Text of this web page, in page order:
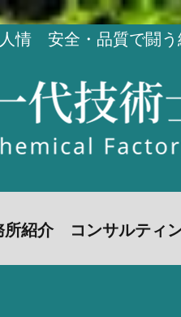
情 安全・品質で闘う
所紹介 コンサルティ